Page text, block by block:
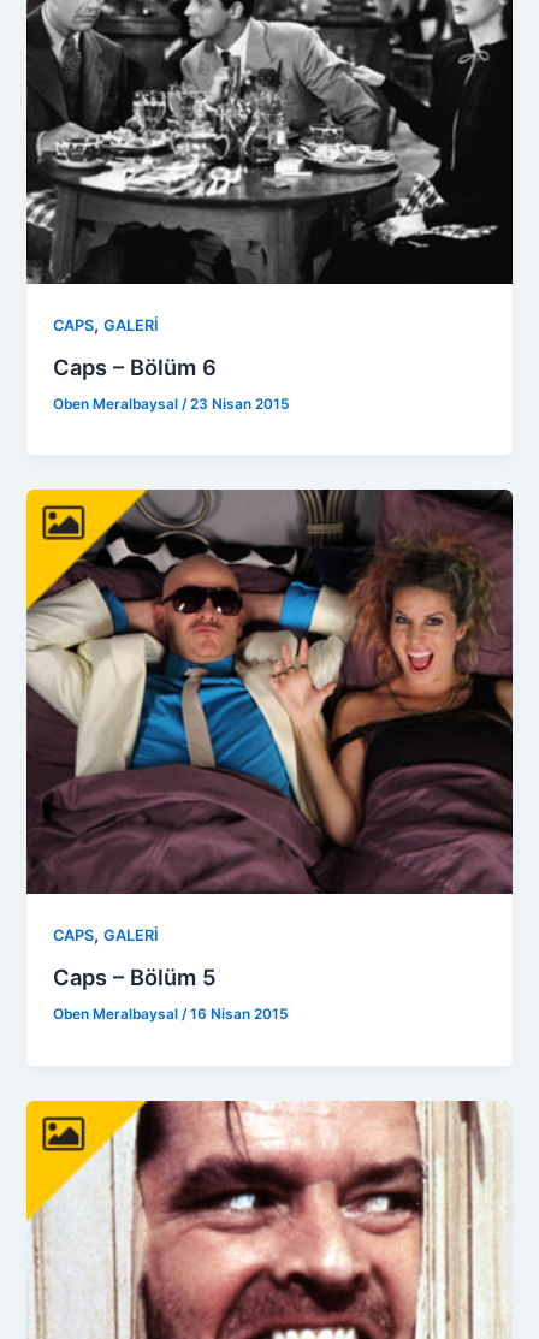
CAPS,GALERİ
Caps – Bölüm 6
Oben Meralbaysal /23 Nisan 2015
CAPS,GALERİ
Caps – Bölüm 5
Oben Meralbaysal /16 Nisan 2015